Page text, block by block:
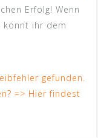
Erfolg! Wenn
könnt ihr dem
gefunden.
=> Hier findest